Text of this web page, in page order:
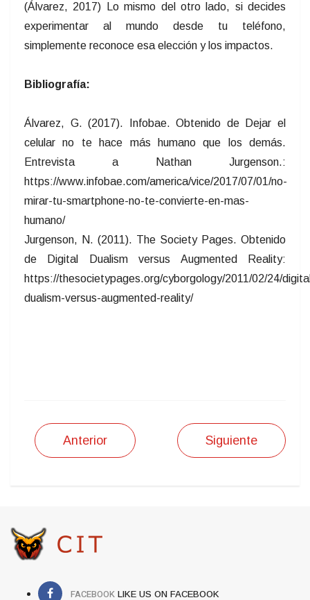
(Álvarez, 2017) Lo mismo del otro lado, si decides
experimentar al mundo desde tu teléfono,
simplemente reconoce esa elección y los impactos.
Bibliografía:
Álvarez, G. (2017). Infobae. Obtenido de Dejar el
celular no te hace más humano que los demás.
Entrevista a Nathan Jurgenson.:
https://www.infobae.com/america/vice/2017/07/01/no-
mirar-tu-smartphone-no-te-convierte-en-mas-
humano/
Jurgenson, N. (2011). The Society Pages. Obtenido
de Digital Dualism versus Augmented Reality:
https://thesocietypages.org/cyborgology/2011/02/24/
dualism-versus-augmented-reality/
Anterior Siguiente
FACEBOOK LIKE US ON FACEBOOK